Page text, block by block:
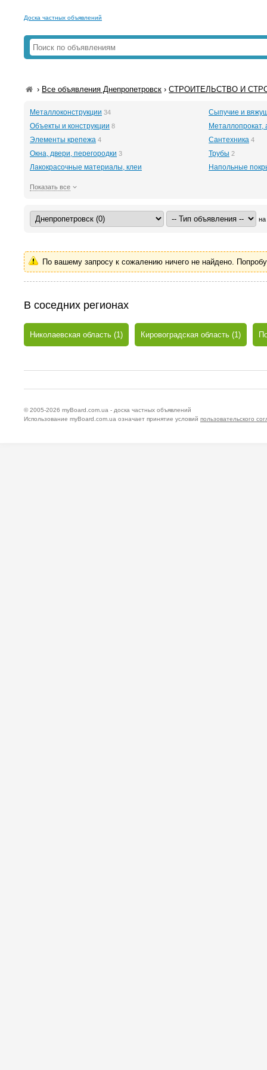
Доска частных объявлений
› Все объявления Днепропетровск ›СТРОИТЕЛЬСТВО И
Металлоконструкции 34
Сыпучие и
Объекты и конструкции 8
Металлопрокат,
Элементы крепежа 4 Сантехника 4
Окна, двери, перегородки 3 Трубы 2
Лакокрасочные материалы, клеи Напольные
Показать все
на
По вашему запросу к сожалению ничего не найдено.
В соседних регионах
Николаевская область (1) Кировоградская область (1)
© 2005-2026 myBoard.com.ua - доска частных объявлений
Использование myBoard.com.ua означает принятие условий пользовательского